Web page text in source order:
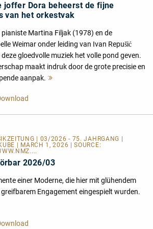
joffer Dora beheerst de fijne
van het orkestvak
pianiste Martina Filjak (1978) en de
Weimar onder leiding van Ivan Repušić
gloedvolle muziek het volle pond geven.
maakt indruk door de grote precisie en
aanpak.
| 03/2026 - 75. JAHRGANG |
| MARCH 1, 2026 | SOURCE:
2026/03
einer Moderne, die hier mit glühendem
greifbarem Engagement eingespielt wurden.